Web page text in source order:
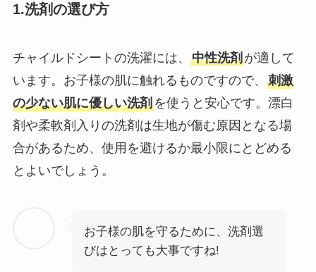
1.洗剤の選び方
チャイルドシートの洗濯には、 中性洗剤が適して
います。お子様の肌に触れるものですので、 刺激
の少ない肌に優しい洗剤を使うと安心です。漂白
剤や柔軟剤入りの洗剤は生地が傷む原因となる場
合があるため、使用を避けるか最小限にとどめる
とよいでしょう。
お子様の肌を守るために、洗剤選
びはとっても大事ですね!